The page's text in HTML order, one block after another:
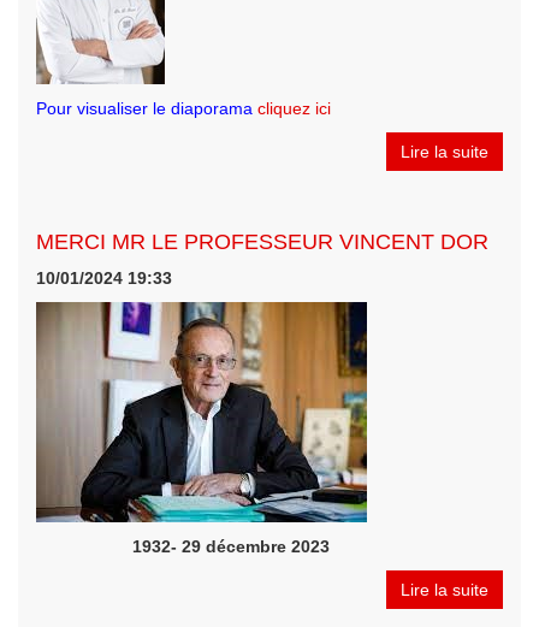
Pour visualiser le diaporama cliquez ici
Lire la suite
MERCI MR LE PROFESSEUR VINCENT DOR
10/01/2024 19:33
1932- 29 décembre 2023
Lire la suite